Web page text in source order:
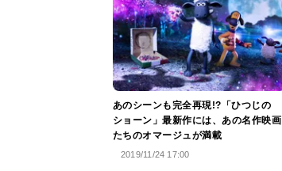
あのシーンも完全再現!?「ひつじの
ショーン」最新作には、あの名作映画
たちのオマージュが満載
2019/11/24 17:00